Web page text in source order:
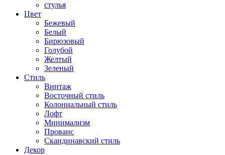
стулья
Цвет
Бежевый
Белый
Бирюзовый
Голубой
Желтый
Зеленый
Стиль
Винтаж
Восточный стиль
Колониальный стиль
Лофт
Минимализм
Прованс
Скандинавский стиль
Декор